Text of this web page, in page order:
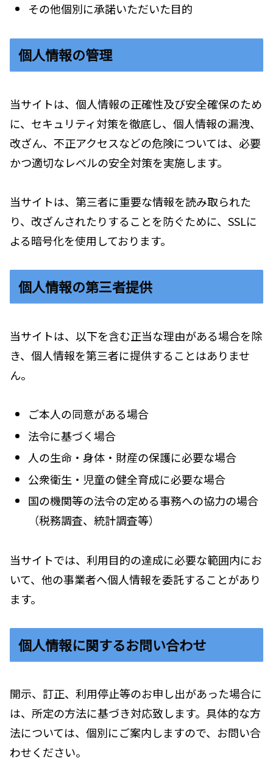
その他個別に承諾いただいた目的
個人情報の管理
当サイトは、個人情報の正確性及び安全確保のため
に、セキュリティ対策を徹底し、個人情報の漏洩、
改ざん、不正アクセスなどの危険については、必要
かつ適切なレベルの安全対策を実施します。
当サイトは、第三者に重要な情報を読み取られた
り、改ざんされたりすることを防ぐために、SSLに
よる暗号化を使用しております。
個人情報の第三者提供
当サイトは、以下を含む正当な理由がある場合を除
き、個人情報を第三者に提供することはありませ
ん。
ご本人の同意がある場合
法令に基づく場合
人の生命・身体・財産の保護に必要な場合
公衆衛生・児童の健全育成に必要な場合
国の機関等の法令の定める事務への協力の場合
（税務調査、統計調査等）
当サイトでは、利用目的の達成に必要な範囲内にお
いて、他の事業者へ個人情報を委託することがあり
ます。
個人情報に関するお問い合わせ
開示、訂正、利用停止等のお申し出があった場合に
は、所定の方法に基づき対応致します。具体的な方
法については、個別にご案内しますので、お問い合
わせください。